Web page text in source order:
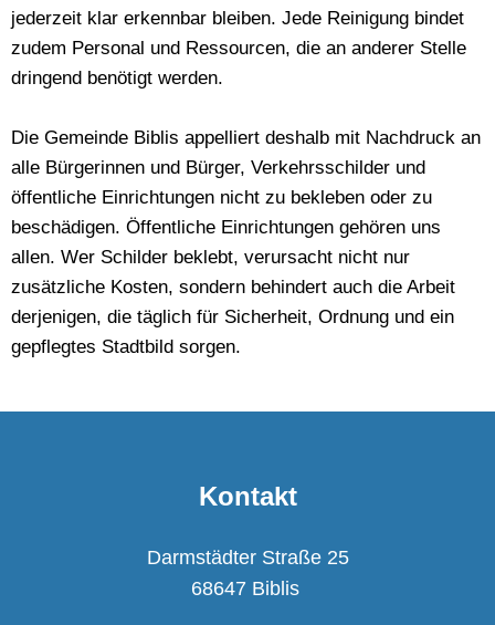
jederzeit klar erkennbar bleiben. Jede Reinigung bindet
zudem Personal und Ressourcen, die an anderer Stelle
dringend benötigt werden.
Die Gemeinde Biblis appelliert deshalb mit Nachdruck an
alle Bürgerinnen und Bürger, Verkehrsschilder und
öffentliche Einrichtungen nicht zu bekleben oder zu
beschädigen. Öffentliche Einrichtungen gehören uns
allen. Wer Schilder beklebt, verursacht nicht nur
zusätzliche Kosten, sondern behindert auch die Arbeit
derjenigen, die täglich für Sicherheit, Ordnung und ein
gepflegtes Stadtbild sorgen.
Kontakt
Darmstädter Straße 25
68647 Biblis